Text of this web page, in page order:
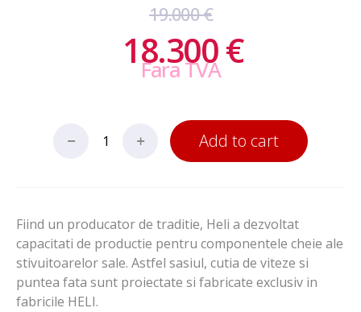
19.000€
18.300€
Fara TVA
Add to cart
Fiind un producator de traditie, Heli a dezvoltat
capacitati de productie pentru componentele cheie ale
stivuitoarelor sale. Astfel sasiul, cutia de viteze si
puntea fata sunt proiectate si fabricate exclusiv in
fabricile HELI.